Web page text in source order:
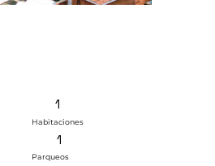
1
Habitaciones
1
Parqueos